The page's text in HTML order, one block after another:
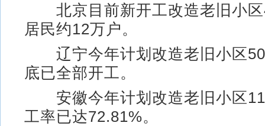
北京目前新开工改造老旧小区
居民约12万户。
辽宁今年计划改造老旧小区
底已全部开工。
安徽今年计划改造老旧小区
工率已达72.81%。